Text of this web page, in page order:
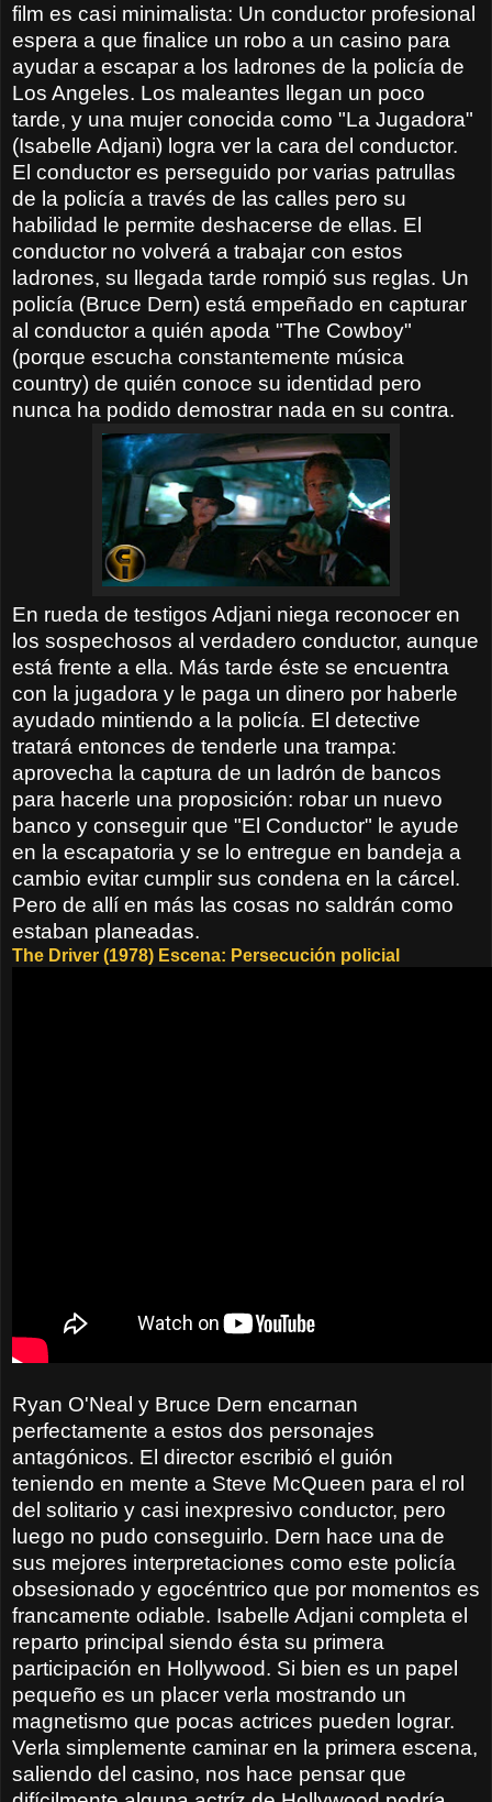
film es casi minimalista: Un conductor profesional
espera a que finalice un robo a un casino para
ayudar a escapar a los ladrones de la policía de
Los Angeles. Los maleantes llegan un poco
tarde, y una mujer conocida como "La Jugadora"
(Isabelle Adjani) logra ver la cara del conductor.
El conductor es perseguido por varias patrullas
de la policía a través de las calles pero su
habilidad le permite deshacerse de ellas. El
conductor no volverá a trabajar con estos
ladrones, su llegada tarde rompió sus reglas. Un
policía (Bruce Dern) está empeñado en capturar
al conductor a quién apoda "The Cowboy"
(porque escucha constantemente música
country) de quién conoce su identidad pero
nunca ha podido demostrar nada en su contra.
En rueda de testigos Adjani niega reconocer en
los sospechosos al verdadero conductor, aunque
está frente a ella. Más tarde éste se encuentra
con la jugadora y le paga un dinero por haberle
ayudado mintiendo a la policía. El detective
tratará entonces de tenderle una trampa:
aprovecha la captura de un ladrón de bancos
para hacerle una proposición: robar un nuevo
banco y conseguir que "El Conductor" le ayude
en la escapatoria y se lo entregue en bandeja a
cambio evitar cumplir sus condena en la cárcel.
Pero de allí en más las cosas no saldrán como
estaban planeadas.
The Driver (1978) Escena: Persecución policial
Ryan O'Neal y Bruce Dern encarnan
perfectamente a estos dos personajes
antagónicos. El director escribió el guión
teniendo en mente a Steve McQueen para el rol
del solitario y casi inexpresivo conductor, pero
luego no pudo conseguirlo. Dern hace una de
sus mejores interpretaciones como este policía
obsesionado y egocéntrico que por momentos es
francamente odiable. Isabelle Adjani completa el
reparto principal siendo ésta su primera
participación en Hollywood. Si bien es un papel
pequeño es un placer verla mostrando un
magnetismo que pocas actrices pueden lograr.
Verla simplemente caminar en la primera escena,
saliendo del casino, nos hace pensar que